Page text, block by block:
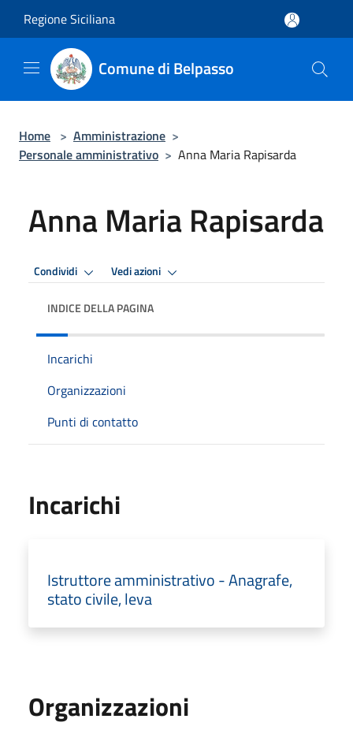
Regione Siciliana
Comune di Belpasso
Home > Amministrazione >
Personale amministrativo > Anna Maria Rapisarda
Anna Maria Rapisarda
Condividi Vedi azioni
INDICE DELLA PAGINA
Incarichi
Organizzazioni
Punti di contatto
Incarichi
Istruttore amministrativo - Anagrafe,
stato civile, leva
Organizzazioni